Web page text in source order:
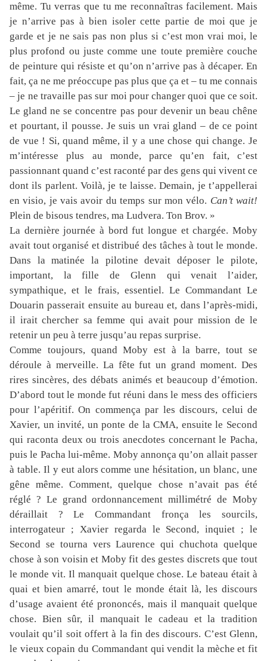
même. Tu verras que tu me reconnaîtras facilement. Mais
je n’arrive pas à bien isoler cette partie de moi que je
garde et je ne sais pas non plus si c’est mon vrai moi, le
plus profond ou juste comme une toute première couche
de peinture qui résiste et qu’on n’arrive pas à décaper. En
fait, ça ne me préoccupe pas plus que ça et – tu me connais
– je ne travaille pas sur moi pour changer quoi que ce soit.
Le gland ne se concentre pas pour devenir un beau chêne
et pourtant, il pousse. Je suis un vrai gland – de ce point
de vue ! Si, quand même, il y a une chose qui change. Je
m’intéresse plus au monde, parce qu’en fait, c’est
passionnant quand c’est raconté par des gens qui vivent ce
dont ils parlent. Voilà, je te laisse. Demain, je t’appellerai
en visio, je vais avoir du temps sur mon vélo. Can’t wait!
Plein de bisous tendres, ma Ludvera. Ton Brov. »
La dernière journée à bord fut longue et chargée. Moby
avait tout organisé et distribué des tâches à tout le monde.
Dans la matinée la pilotine devait déposer le pilote,
important, la fille de Glenn qui venait l’aider,
sympathique, et le frais, essentiel. Le Commandant Le
Douarin passerait ensuite au bureau et, dans l’après-midi,
il irait chercher sa femme qui avait pour mission de le
retenir un peu à terre jusqu’au repas surprise.
Comme toujours, quand Moby est à la barre, tout se
déroule à merveille. La fête fut un grand moment. Des
rires sincères, des débats animés et beaucoup d’émotion.
D’abord tout le monde fut réuni dans le mess des officiers
pour l’apéritif. On commença par les discours, celui de
Xavier, un invité, un ponte de la CMA, ensuite le Second
qui raconta deux ou trois anecdotes concernant le Pacha,
puis le Pacha lui-même. Moby annonça qu’on allait passer
à table. Il y eut alors comme une hésitation, un blanc, une
gêne même. Comment, quelque chose n’avait pas été
réglé ? Le grand ordonnancement millimétré de Moby
déraillait ? Le Commandant fronça les sourcils,
interrogateur ; Xavier regarda le Second, inquiet ; le
Second se tourna vers Laurence qui chuchota quelque
chose à son voisin et Moby fit des gestes discrets que tout
le monde vit. Il manquait quelque chose. Le bateau était à
quai et bien amarré, tout le monde était là, les discours
d’usage avaient été prononcés, mais il manquait quelque
chose. Bien sûr, il manquait le cadeau et la tradition
voulait qu’il soit offert à la fin des discours. C’est Glenn,
le vieux copain du Commandant qui vendit la mèche et fit